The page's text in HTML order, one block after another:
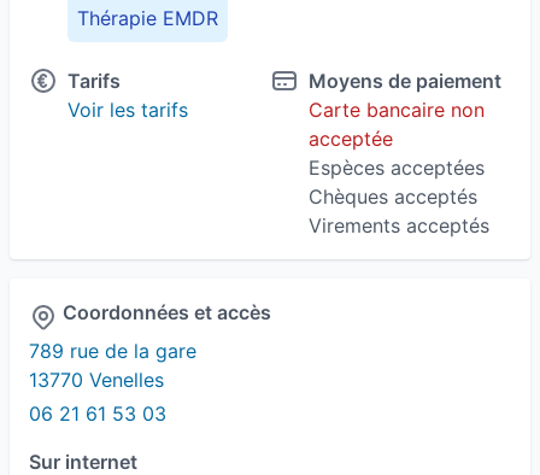
Thérapie EMDR
Tarifs
Voir les tarifs
Moyens de paiement
Carte bancaire non
acceptée
Espèces acceptées
Chèques acceptés
Virements acceptés
Coordonnées et accès
789 rue de la gare
13770 Venelles
06 21 61 53 03
Sur internet